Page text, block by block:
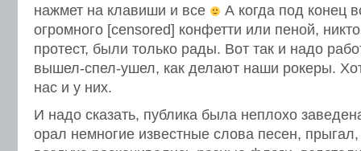
нажмет на клавиши и все
А когда под конец
огромного [censored] конфетти или пеной,
протест, были только рады. Вот так и надо
вышел-спел-ушел, как делают наши рокеры.
нас и у них.
И надо сказать, публика была неплохо
орал немногие известные слова песен,